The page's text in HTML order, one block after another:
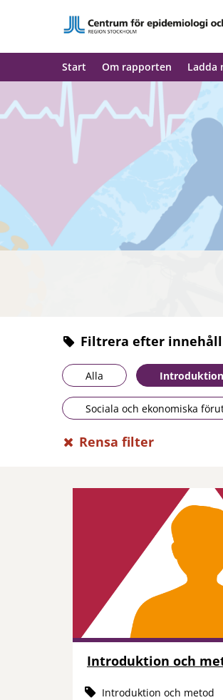
Start Om rapporten Ladda
Filtrera efter innehåll
Alla
Sociala och ekonomiska
Rensa filter
Introduktion och
Introduktion och metod